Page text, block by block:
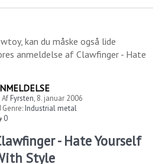
, kan du måske også lide
anmeldelse af Clawfinger - Hate
AfFyrsten, 8. januar 2006
Genre:Industrial metal
0
- Hate Yourself
Style